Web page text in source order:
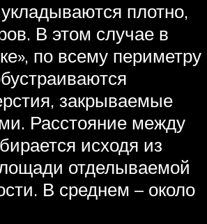
укладываются плотно,
В этом случае в
по всему периметру
закрываемые
Расстояние между
исходя из
отделываемой
В среднем – около